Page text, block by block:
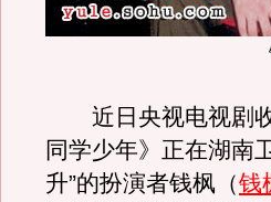
近日央视电视剧收
同学少年》正在湖南
升”的扮演者钱枫（钱